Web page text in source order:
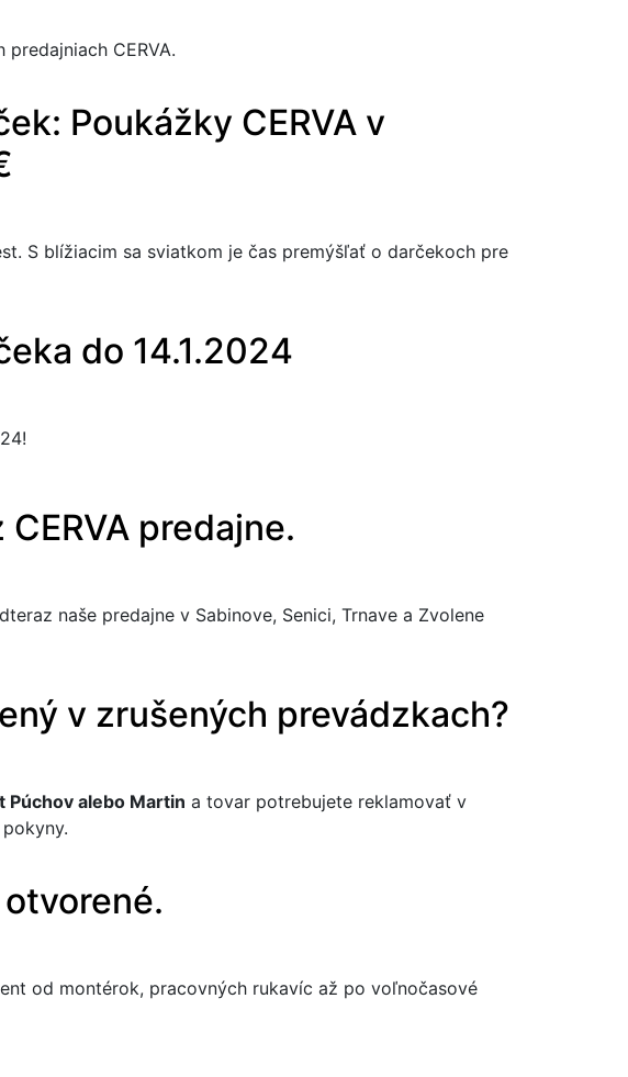
CERVA.
Poukážky CERVA v
S blížiacim sa sviatkom je čas premýšľať o darčekoch pre
do 14.1.2024
predajne.
naše predajne v Sabinove, Senici, Trnave a Zvolene
v zrušených prevádzkach?
Púchov alebo Martin a tovar potrebujete reklamovať v
od montérok, pracovných rukavíc až po voľnočasové